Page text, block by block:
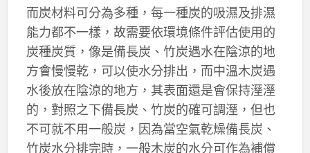
而炭材料可分為多種，每一種炭的吸濕及排濕
能力都不一樣，故需要依環境條件評估使用的
炭種炭質，像是備長炭、竹炭遇水在陰涼的地
方會慢慢乾，可以使水分排出，而中溫木炭遇
水後放在陰涼的地方，其表面還是會保持溼溼
的，對照之下備長炭、竹炭的確可調溼，但也
不可就不用一般炭，因為當空氣乾燥備長炭、
竹炭水分排完時，一般木炭的水分可作為補償